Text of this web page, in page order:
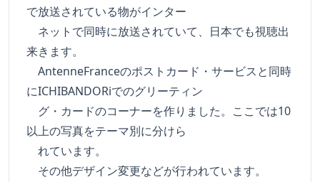
で放送されている物がインター
ネットで同時に放送されていて、日本でも視聴出
来きます。
AntenneFranceのポストカード・サービスと同時
にICHIBANDORiでのグリーティン
グ・カードのコーナーを作りました。ここでは10
以上の写真をテーマ別に分けら
れています。
その他デザイン変更などが行われています。